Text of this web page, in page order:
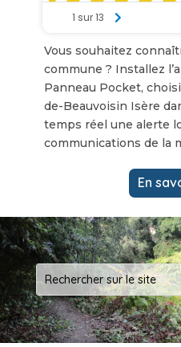
Vous souhaitez
commune ? Installez
Panneau Pocket,
de-Beauvoisin Isère
temps réel une alerte
communications de la
En